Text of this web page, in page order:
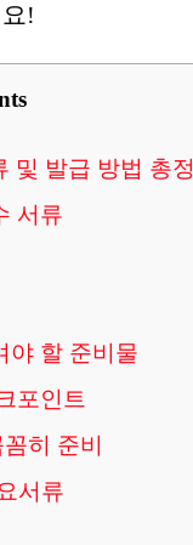
!
및 발급 방법 총
서류
야 할 준비물
포인트
히 준비
서류